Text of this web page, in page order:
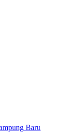
Baru